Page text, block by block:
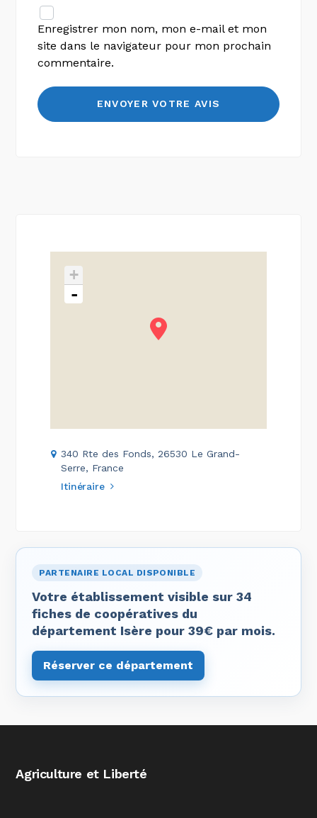
Enregistrer mon nom, mon e-mail et mon
site dans le navigateur pour mon prochain
commentaire.
+
-
340 Rte des Fonds, 26530 Le Grand-
Serre, France
Itinéraire
PARTENAIRE LOCAL DISPONIBLE
Votre établissement visible sur 34
fiches de coopératives du
département Isère pour 39€ par mois.
Réserver ce département
Agriculture et Liberté